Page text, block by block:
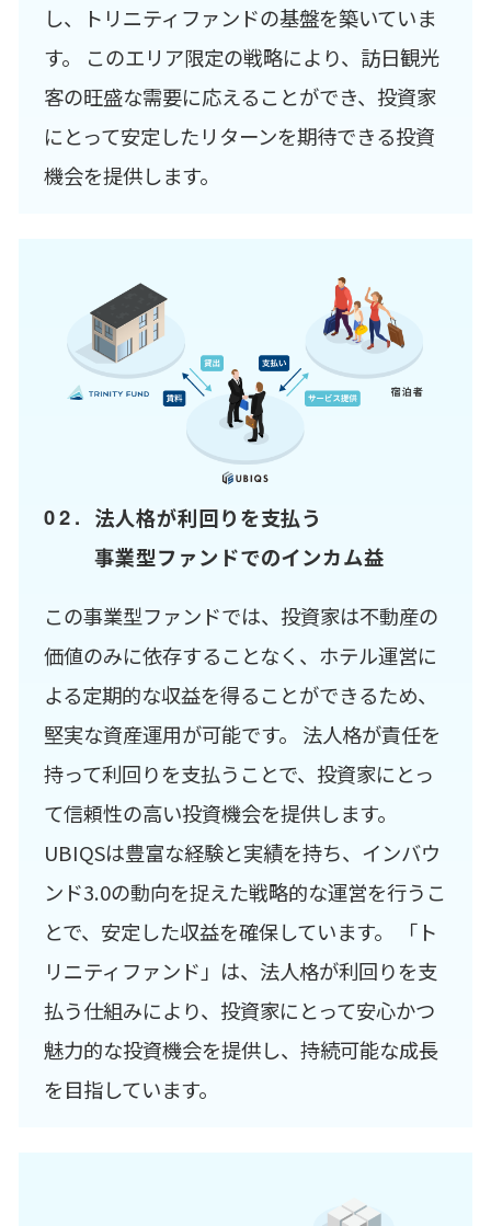
し、トリニティファンドの基盤を築いていま
す。 このエリア限定の戦略により、訪日観光
客の旺盛な需要に応えることができ、投資家
にとって安定したリターンを期待できる投資
機会を提供します。
法人格が利回りを支払う
事業型ファンドでのインカム益
この事業型ファンドでは、投資家は不動産の
価値のみに依存することなく、ホテル運営に
よる定期的な収益を得ることができるため、
堅実な資産運用が可能です。 法人格が責任を
持って利回りを支払うことで、投資家にとっ
て信頼性の高い投資機会を提供します。
UBIQSは豊富な経験と実績を持ち、インバウ
ンド3.0の動向を捉えた戦略的な運営を行うこ
とで、安定した収益を確保しています。 「ト
リニティファンド」は、法人格が利回りを支
払う仕組みにより、投資家にとって安心かつ
魅力的な投資機会を提供し、持続可能な成長
を目指しています。